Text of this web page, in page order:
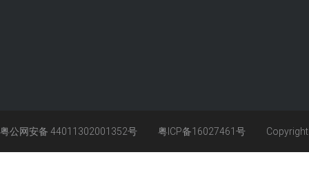
粤公网安备 44011302001352号 粤ICP备16027461号